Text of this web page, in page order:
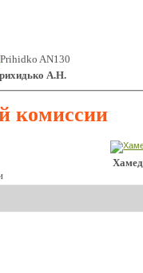
А.Н.
комиссии